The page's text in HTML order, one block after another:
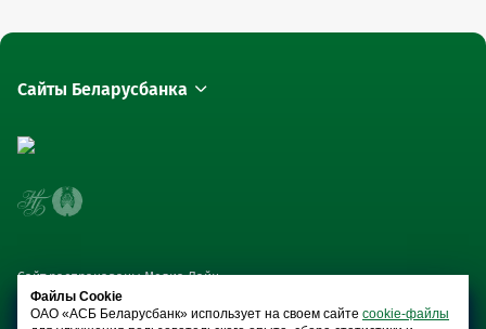
Сайты Беларусбанка
Сайт распрацаваны Медиа Лайн
Файлы Cookie
ОАО «АСБ Беларусбанк» использует на своем сайте cookie-файлы